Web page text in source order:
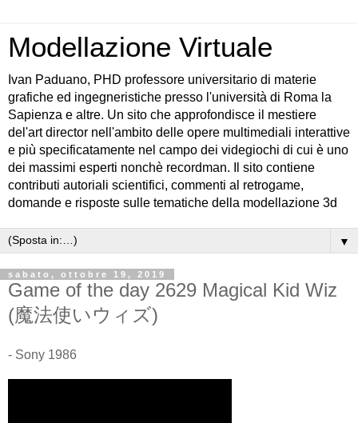
Modellazione Virtuale
Ivan Paduano, PHD professore universitario di materie
grafiche ed ingegneristiche presso l'università di Roma la
Sapienza e altre. Un sito che approfondisce il mestiere
del'art director nell'ambito delle opere multimediali interattive
e più specificatamente nel campo dei videgiochi di cui è uno
dei massimi esperti nonchè recordman. Il sito contiene
contributi autoriali scientifici, commenti al retrogame,
domande e risposte sulle tematiche della modellazione 3d
▼
sabato, ottobre 19, 2019
Game of the day 2629 Magical Kid Wiz
(魔法使いウィズ)
- Sony 1986